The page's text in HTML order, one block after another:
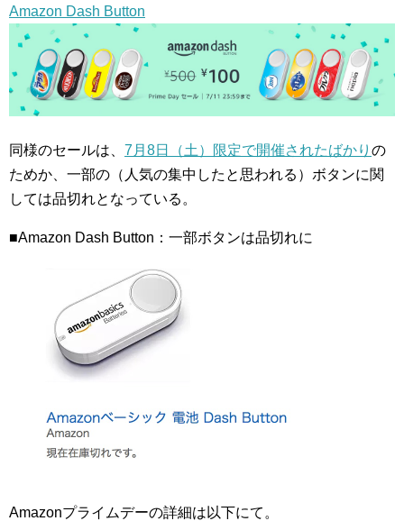
Amazon Dash Button
同様のセールは、 7月8日（土）限定で開催されたばかり の
ためか、一部の（人気の集中したと思われる）ボタンに関
しては品切れとなっている。
■Amazon Dash Button：一部ボタンは品切れに
Amazonプライムデーの詳細は以下にて。